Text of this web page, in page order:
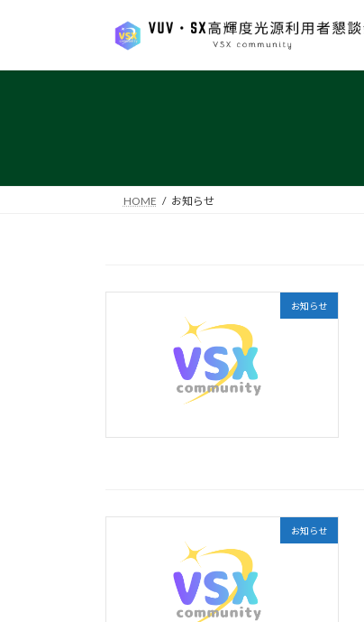
ン
ッ
ー
移
HOME お知らせ
お知らせ
お知らせ